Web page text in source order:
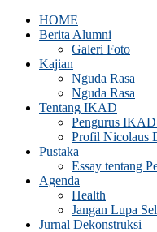
HOME
Berita Alumni
Galeri Foto
Kajian
Nguda Rasa
Nguda Rasa
Tentang IKAD
Pengurus
Profil Nicolaus
Pustaka
Essay tentang
Agenda
Health
Jangan Lupa
Jurnal Dekonstruksi